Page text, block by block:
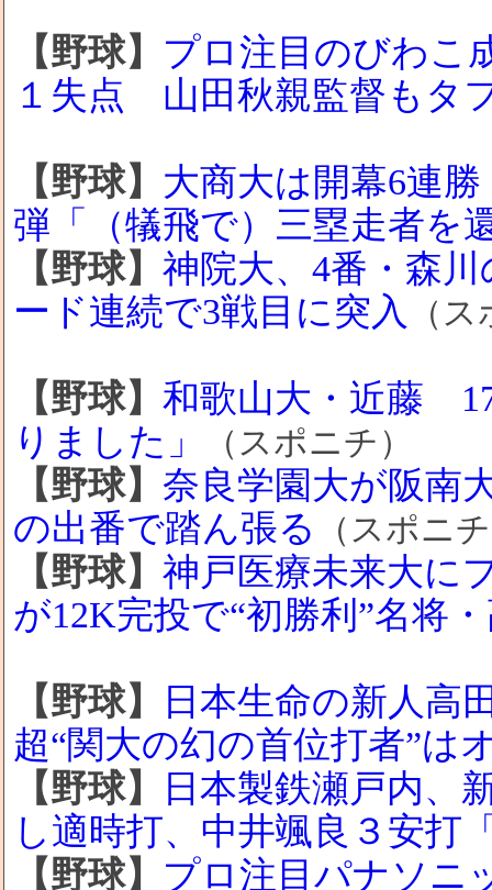
【野球】 プロ注目のびわこ
１失点 山田秋親監督もタ
【野球】 大商大は開幕6連
弾「（犠飛で）三塁走者を
【野球】 神院大、4番・森
ード連続で3戦目に突入
（
【野球】 和歌山大・近藤
りました」
（スポニチ）
【野球】 奈良学園大が阪南
の出番で踏ん張る
（スポニ
【野球】 神戸医療未来大に
が12K完投で“初勝利”名将
【野球】
日本生命の新人
超“関大の幻の首位打者”は
【野球】
日本製鉄瀬戸内
し適時打、中井颯良３安打
【野球】 プロ注目パナソニ